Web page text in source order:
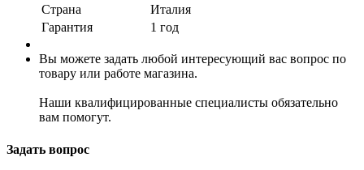
Страна
Италия
Гарантия
1 год
Вы можете задать любой интересующий вас вопрос по
товару или работе магазина.
Наши квалифицированные специалисты обязательно
вам помогут.
Задать вопрос